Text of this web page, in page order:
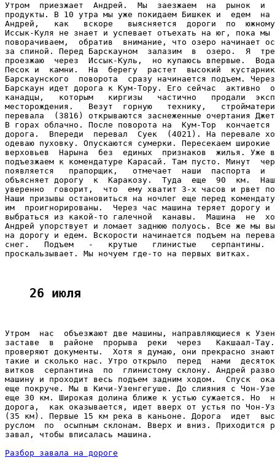
Утром  приезжает  Андрей.  Мы  заезжаем  на  рынок  и
продукты. В 10 утра мы уже покидаем Бишкек и  едем  на
Андрей,   как   вскоре   выясняется  дороги  по
Иссык-Куля не знает и успевает отъехать на юг, пока
поворачиваем,  обратив  внимание, что озеро начинает
за спиной. Перед Барскауном  залазим  в  озеро.  Я
проезжаю  через  Иссык-Куль,  но купаюсь впервые.
Песок и  камни.  На  берегу  растет  высокий
Барскаунского  поворота  сразу начинается подъем.
Барскаун идет дорога к Кум-Тору. Его сейчас  активно
канадцы,   которым   киргизы   частично   продали
месторождения.   Везут  горную   технику,
перевала  (3816) открываются заснеженные очертания
В горах облачно. После поворота на  Кум-Тор  кончается
дорога.  Впереди  перевал  Суек  (4021). На перевале
одеваю пуховку. Опускаются сумерки. Пересекаем широкие
верховьев  Нарына  без  единых  признаков  жилья. Уже
подъезжаем к комендатуре Карасай. Там пусто. Минут
появляется   прапорщик,   отмечает  наши  паспорта  и
объясняет дорогу  к  Каракозу.  Туда  еще  90  км.
уверенно  говорит,  что  ему хватит 3-х часов и рвет
Наши призывы остановиться на ночлег еще перед
им  проигнорированы.  Через час машина теряет дорогу и
выбраться из какой-то галечной  канавы.  Машина  не
Андрей упорствует и ломает заднюю полуось. Все же мы
на дорогу и едем. Вскорости начинается подъем на
снег.   Подъем   -   крутые   глинистые   серпантины.
проскальзывает. Мы ночуем где-то на первых витках.
26 июля
Утром  нас  объезжают две машины, направляющиеся к
заставе  в  районе  прорыва  реки  через   Какшаал-
проверяют документы.  Хотя я думаю, они прекрасно
такие и сколько нас. Утро открыло  перед  нами
витков  серпантина  по  глинистому склону. Андрей
машину и проходит весь подъем задним ходом.  Спуск
еще покруче. Мы в Кичи-Узенгегуше. До слияния с Чон-
еще 30 км. Широкая долина ближе к устью сужается. Но
дорога,  как оказывается, идет вверх от устья по Чон-
(35 км). Первые 15 км река в каньоне. Дорога  идет
руслом  по  осыпным склонам. Вверх и вниз. Приходится
завал, чтобы вписалась машина.
Разбор завала на дороге